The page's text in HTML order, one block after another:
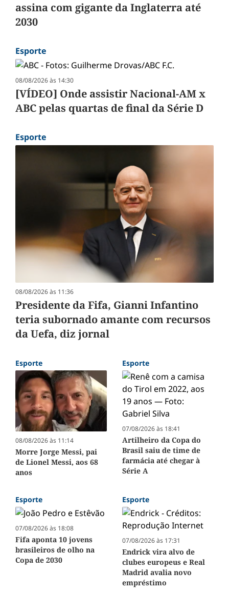
assina com gigante da Inglaterra até
2030
Esporte
08/08/2026 às 14:30
[VÍDEO] Onde assistir Nacional-AM x
ABC pelas quartas de final da Série D
Esporte
08/08/2026 às 11:36
Presidente da Fifa, Gianni Infantino
teria subornado amante com recursos
da Uefa, diz jornal
Esporte
08/08/2026 às 11:14
Morre Jorge Messi, pai
de Lionel Messi, aos 68
anos
Esporte
07/08/2026 às 18:41
Artilheiro da Copa do
Brasil saiu de time de
farmácia até chegar à
Série A
Esporte
07/08/2026 às 18:08
Fifa aponta 10 jovens
brasileiros de olho na
Copa de 2030
Esporte
07/08/2026 às 17:31
Endrick vira alvo de
clubes europeus e Real
Madrid avalia novo
empréstimo